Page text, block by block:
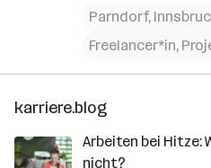
Parndorf,
Freelancer*in,
karriere.blog
Arbeiten bei Hitze:
nicht?